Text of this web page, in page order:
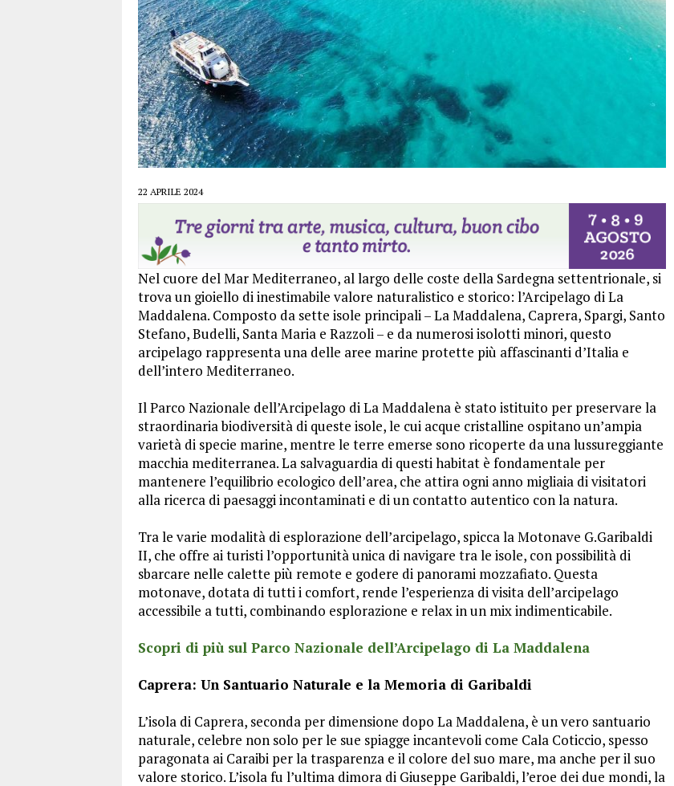
22 APRILE 2024
Nel cuore del Mar Mediterraneo, al largo delle coste della Sardegna settentrionale, si
trova un gioiello di inestimabile valore naturalistico e storico: l’Arcipelago di La
Maddalena. Composto da sette isole principali – La Maddalena, Caprera, Spargi, Santo
Stefano, Budelli, Santa Maria e Razzoli – e da numerosi isolotti minori, questo
arcipelago rappresenta una delle aree marine protette più affascinanti d’Italia e
dell’intero Mediterraneo.
Il Parco Nazionale dell’Arcipelago di La Maddalena è stato istituito per preservare la
straordinaria biodiversità di queste isole, le cui acque cristalline ospitano un’ampia
varietà di specie marine, mentre le terre emerse sono ricoperte da una lussureggiante
macchia mediterranea. La salvaguardia di questi habitat è fondamentale per
mantenere l’equilibrio ecologico dell’area, che attira ogni anno migliaia di visitatori
alla ricerca di paesaggi incontaminati e di un contatto autentico con la natura.
Tra le varie modalità di esplorazione dell’arcipelago, spicca la Motonave G.Garibaldi
II, che offre ai turisti l’opportunità unica di navigare tra le isole, con possibilità di
sbarcare nelle calette più remote e godere di panorami mozzafiato. Questa
motonave, dotata di tutti i comfort, rende l’esperienza di visita dell’arcipelago
accessibile a tutti, combinando esplorazione e relax in un mix indimenticabile.
Scopri di più sul Parco Nazionale dell’Arcipelago di La Maddalena
Caprera: Un Santuario Naturale e la Memoria di Garibaldi
L’isola di Caprera, seconda per dimensione dopo La Maddalena, è un vero santuario
naturale, celebre non solo per le sue spiagge incantevoli come Cala Coticcio, spesso
paragonata ai Caraibi per la trasparenza e il colore del suo mare, ma anche per il suo
valore storico. L’isola fu l’ultima dimora di Giuseppe Garibaldi, l’eroe dei due mondi, la